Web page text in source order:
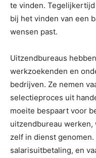
te vinden.
bij het vinden van een
wensen past.
Uitzendbureaus
werkzoekenden en
bedrijven. Ze nemen
selectieproces uit
moeite bespaart voor
uitzendbureau
zelf in dienst
salarisuitbetaling, en